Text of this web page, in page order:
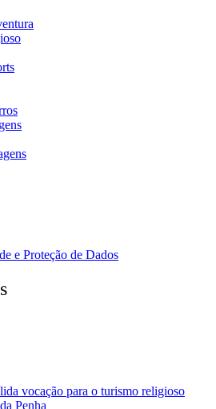
e Proteção de Dados
vocação para o turismo religioso
Penha